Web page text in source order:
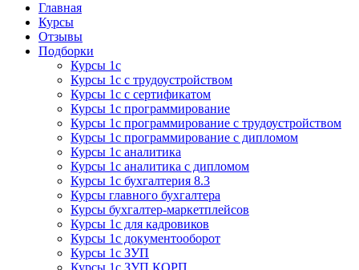
Курсы 1С
Курсы 1С официальная сертификация
Главная
Курсы
Отзывы
Подборки
Курсы 1с
Курсы 1с с трудоустройством
Курсы 1с с сертификатом
Курсы 1с программирование
Курсы 1с программирование с трудоустройством
Курсы 1с программирование с дипломом
Курсы 1с аналитика
Курсы 1с аналитика с дипломом
Курсы 1с бухгалтерия 8.3
Курсы главного бухгалтера
Курсы бухгалтер-маркетплейсов
Курсы 1с для кадровиков
Курсы 1с документооборот
Курсы 1с ЗУП
Курсы 1с ЗУП КОРП